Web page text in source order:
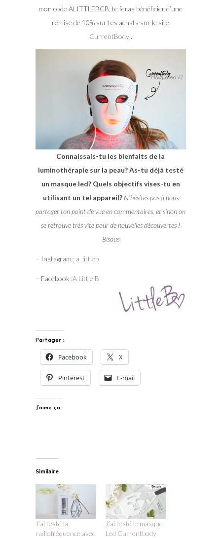
mon code ALITTLEBCB, te feras bénéficier d’une
remise de 10% sur tes achats sur le site
CurrentBody.
Connaissais-tu les bienfaits de la
luminothérapie sur la peau? As-tu déjà testé
un masque led? Quels objectifs vises-tu en
utilisant un tel appareil? N’hésites pas à nous
partager ton point de vue en commentaires, et sinon on
se retrouve très vite pour de nouvelles découvertes !
Bisous
– Instagram : a_littleb
– Facebook :A Little B
Partager :
Facebook X
Pinterest E-mail
J’aime ça :
Similaire
J’ai testé la
radiofréquence avec
J’ai testé le masque
Led Currentbody